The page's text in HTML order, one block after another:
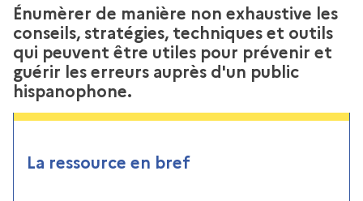
Énumèrer de manière non exhaustive les
conseils, stratégies, techniques et outils
qui peuvent être utiles pour prévenir et
guérir les erreurs auprès d'un public
hispanophone.
La ressource en bref